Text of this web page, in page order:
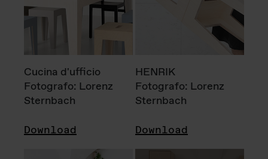
Cucina d'ufficio
Fotografo: Lorenz
Sternbach
Download
HENRIK
Fotografo: Lorenz
Sternbach
Download